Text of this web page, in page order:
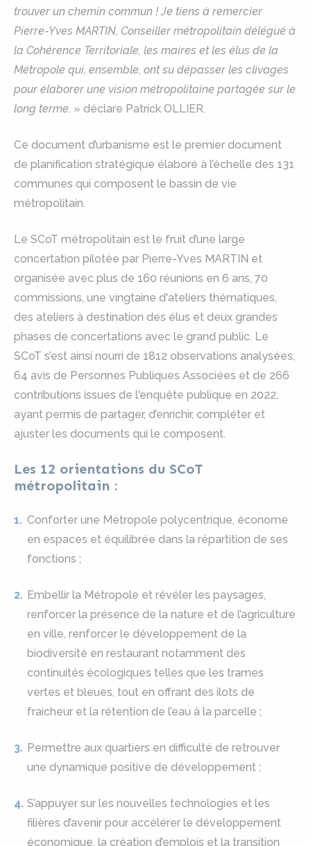
trouver un chemin commun ! Je tiens à remercier
Pierre-Yves MARTIN, Conseiller métropolitain délégué à
la Cohérence Territoriale, les maires et les élus de la
Métropole qui, ensemble, ont su dépasser les clivages
pour élaborer une vision métropolitaine partagée sur le
long terme. » déclare Patrick OLLIER.
Ce document d’urbanisme est le premier document
de planification stratégique élaboré à l’échelle des 131
communes qui composent le bassin de vie
métropolitain.
Le SCoT métropolitain est le fruit d’une large
concertation pilotée par Pierre-Yves MARTIN et
organisée avec plus de 160 réunions en 6 ans, 70
commissions, une vingtaine d'ateliers thématiques,
des ateliers à destination des élus et deux grandes
phases de concertations avec le grand public. Le
SCoT s’est ainsi nourri de 1812 observations analysées,
64 avis de Personnes Publiques Associées et de 266
contributions issues de l'enquête publique en 2022,
ayant permis de partager, d’enrichir, compléter et
ajuster les documents qui le composent.
Les 12 orientations du SCoT
métropolitain :
Conforter une Métropole polycentrique, économe
en espaces et équilibrée dans la répartition de ses
fonctions ;
Embellir la Métropole et révéler les paysages,
renforcer la présence de la nature et de l’agriculture
en ville, renforcer le développement de la
biodiversité en restaurant notamment des
continuités écologiques telles que les trames
vertes et bleues, tout en offrant des ilots de
fraicheur et la rétention de l’eau à la parcelle ;
Permettre aux quartiers en difficulté de retrouver
une dynamique positive de développement ;
S’appuyer sur les nouvelles technologies et les
filières d’avenir pour accélérer le développement
économique, la création d’emplois et la transition